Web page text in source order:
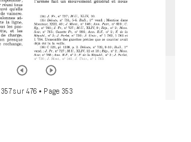
357 sur 476 • Page 353